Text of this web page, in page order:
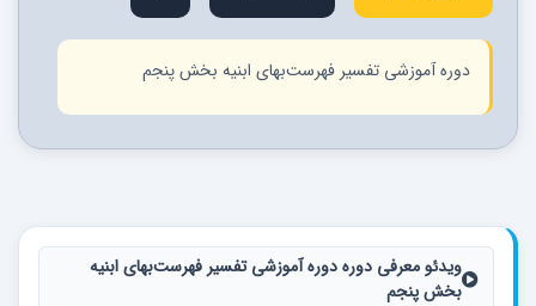
دوره آموزشی تفسیر فهرست‌بهای ابنیه بخش پنجم
ویدئو معرفی دوره دوره آموزشی تفسیر فهرست‌بهای ابنیه
بخش پنجم